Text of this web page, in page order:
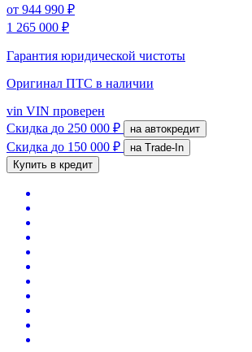
от 944 990 ₽
1 265 000 ₽
Гарантия юридической чистоты
Оригинал ПТС в наличии
vin VIN проверен
Скидка до 250 000 ₽ на автокредит
Скидка до 150 000 ₽
на Trade-In
Купить в кредит